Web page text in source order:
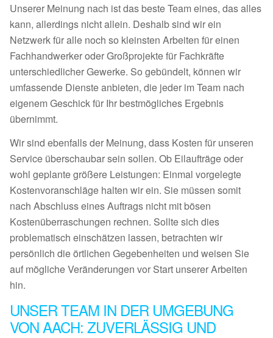
Unserer Meinung nach ist das beste Team eines, das alles
kann, allerdings nicht allein. Deshalb sind wir ein
Netzwerk für alle noch so kleinsten Arbeiten für einen
Fachhandwerker oder Großprojekte für Fachkräfte
unterschiedlicher Gewerke. So gebündelt, können wir
umfassende Dienste anbieten, die jeder im Team nach
eigenem Geschick für Ihr bestmögliches Ergebnis
übernimmt.
Wir sind ebenfalls der Meinung, dass Kosten für unseren
Service überschaubar sein sollen. Ob Eilaufträge oder
wohl geplante größere Leistungen: Einmal vorgelegte
Kostenvoranschläge halten wir ein. Sie müssen somit
nach Abschluss eines Auftrags nicht mit bösen
Kostenüberraschungen rechnen. Sollte sich dies
problematisch einschätzen lassen, betrachten wir
persönlich die örtlichen Gegebenheiten und weisen Sie
auf mögliche Veränderungen vor Start unserer Arbeiten
hin.
UNSER TEAM IN DER UMGEBUNG
VON AACH: ZUVERLÄSSIG UND